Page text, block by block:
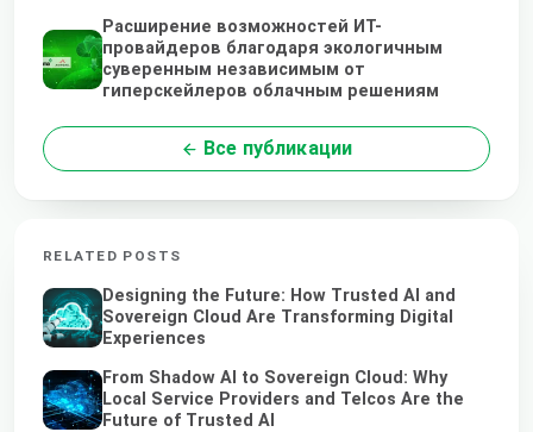
Расширение возможностей ИТ-
провайдеров благодаря экологичным
суверенным независимым от
гиперскейлеров облачным решениям
Все публикации
RELATED POSTS
Designing the Future: How Trusted AI and
Sovereign Cloud Are Transforming Digital
Experiences
From Shadow AI to Sovereign Cloud: Why
Local Service Providers and Telcos Are the
Future of Trusted AI